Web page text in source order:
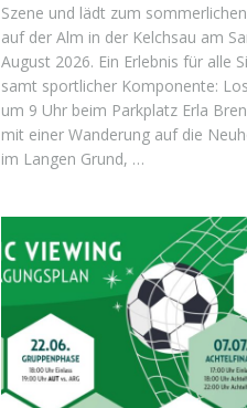
Szene und lädt zum
auf der Alm in der Kelchsau am
August 2026. Ein Erlebnis für alle
samt sportlicher Komponente:
um 9 Uhr beim Parkplatz Erla
mit einer Wanderung auf die
im Langen Grund, …